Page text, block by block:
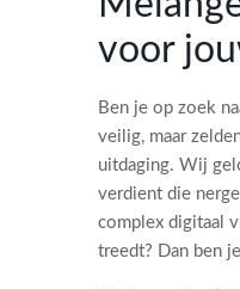
voor
Ben je op zoek
veilig, maar
uitdaging. Wij
verdient die
complex digitaal
treedt? Dan ben